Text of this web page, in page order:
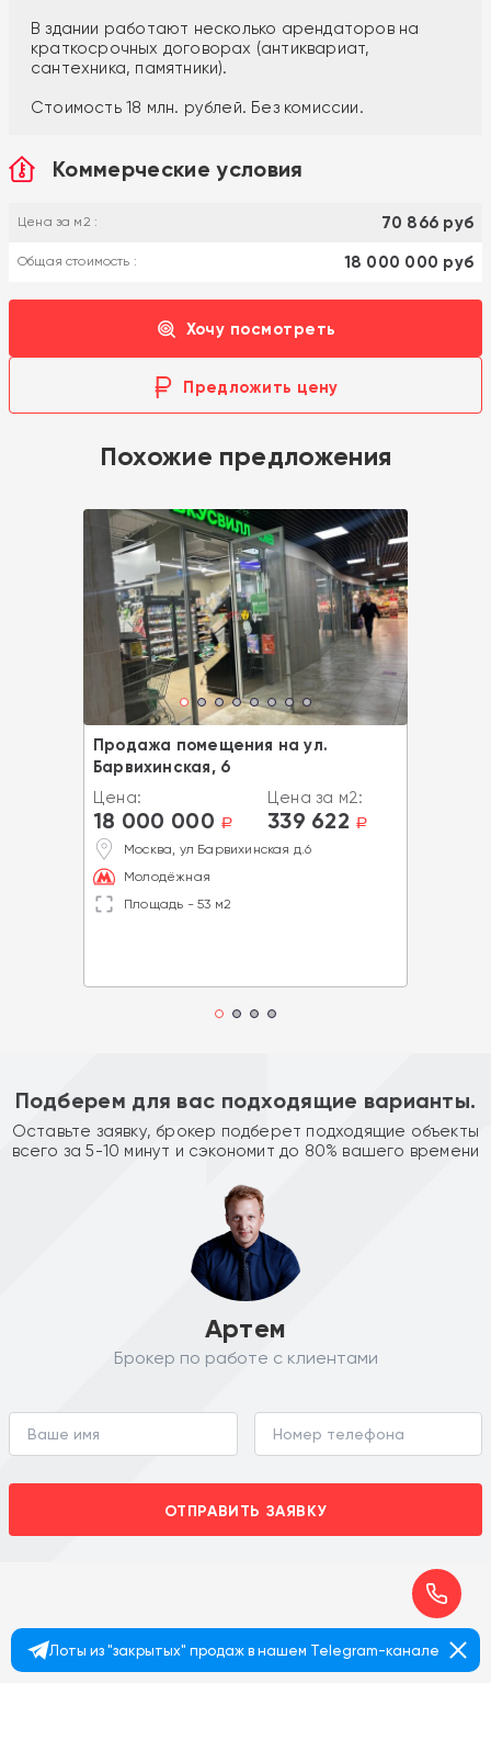
В здании работают несколько арендаторов на
краткосрочных договорах (антиквариат,
сантехника, памятники).
Стоимость 18 млн. рублей. Без комиссии.
Коммерческие условия
Цена за м2 : 70 866 руб
Общая стоимость : 18 000 000 руб
Хочу посмотреть
Предложить цену
Похожие предложения
Продажа помещения на ул.
Барвихинская, 6
Цена:
18 000 000 a
Цена за м2:
339 622 a
Москва, ул Барвихинская д.6
Молодёжная
Площадь - 53 м2
Подберем для вас подходящие варианты.
Оставьте заявку, брокер подберет подходящие объекты
всего за 5-10 минут и сэкономит до 80% вашего времени
Артем
Брокер по работе с клиентами
ОТПРАВИТЬ ЗАЯВКУ
Лоты из "закрытых" продаж в нашем Telegram-канале